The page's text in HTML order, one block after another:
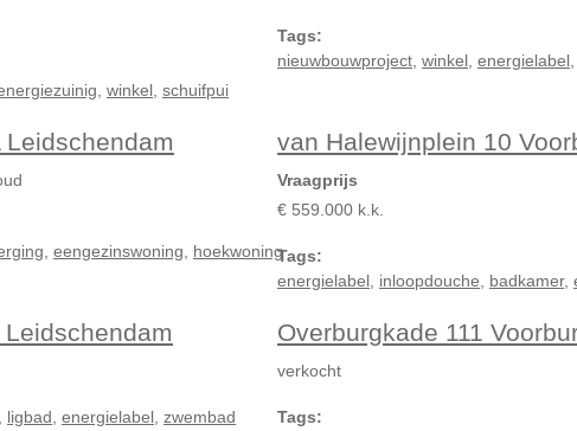
winkel schuifpui
Tags:
nieuwbouwproject winkel energielabel
eengezinswoning hoekwoning
van Halewijnplein 10
Vraagprijs
€ 559.000 k.k.
Tags:
energielabel inloopdouche badkamer,
ligbad energielabel zwembad
Overburgkade 111
verkocht
Tags: